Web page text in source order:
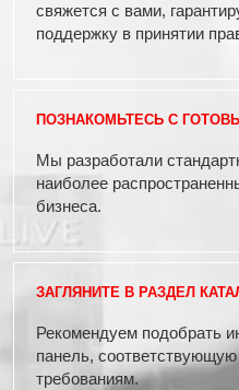
свяжется с вами,
поддержку в принятии
ПОЗНАКОМЬТЕСЬ С
Мы разработали
наиболее
бизнеса.
ЗАГЛЯНИТЕ В РАЗДЕЛ
Рекомендуем подобрать
панель,
требованиям.